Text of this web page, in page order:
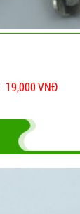
19,000 VNĐ